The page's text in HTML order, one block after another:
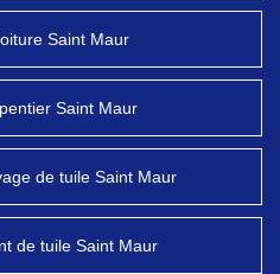
Saint Maur
Saint Maur
de tuile Saint Maur
de tuile Saint Maur